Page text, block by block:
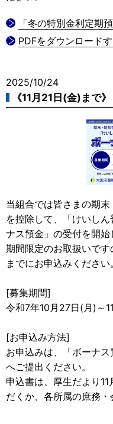
「冬の特別金利定期
PDFをダウンロード
2025/10/24
《11月21日(金)まで
当組合では皆さまの期
を控除して、「けいし
ナス預金」の受付を開始
期間限定のお取扱いで
までにお申込みください。
[募集期間]
令和7年10月27日(月)～
[お申込み方法]
お申込みは、「ボーナ
へご提出ください。
申込書は、厚生だより
だくか、各所属の庶務・